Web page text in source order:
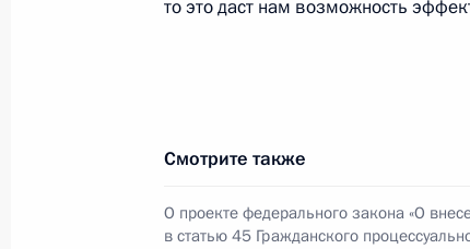
12 января 2009 года,
Телефонный разговор с
то это даст нам возможность
Смотрите также
О проекте федерального закона «О
в статью 45 Гражданского